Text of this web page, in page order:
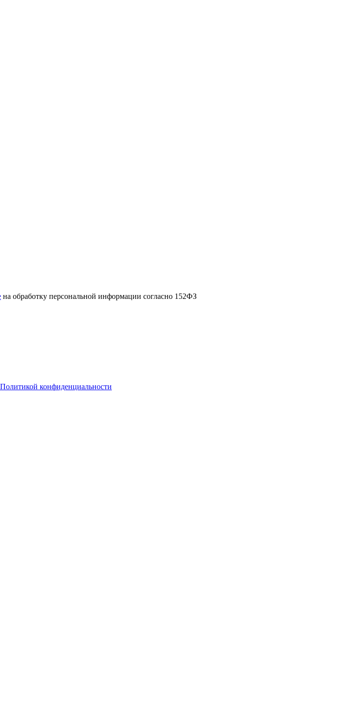
на обработку персональной информации согласно 152ФЗ
Политикой конфиденциальности